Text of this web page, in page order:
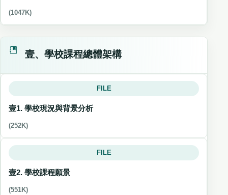
(1047K)
壹、學校課程總體架構
FILE
壹1. 學校現況與背景分析
(252K)
FILE
壹2. 學校課程願景
(551K)